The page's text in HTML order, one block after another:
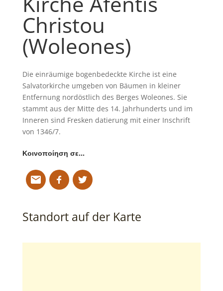
Christou
(Woleones)
Die einräumige bogenbedeckte Kirche ist eine
Salvatorkirche umgeben von Bäumen in kleiner
Entfernung nordöstlich des Berges Woleones. Sie
stammt aus der Mitte des 14. Jahrhunderts und im
Inneren sind Fresken datierung mit einer Inschrift
von 1346/7.
Κοινοποίηση σε…
Standort auf der Karte